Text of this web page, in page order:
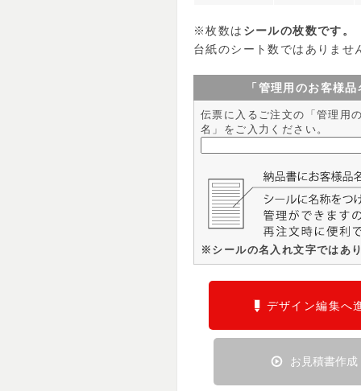
※枚数は シールの枚数です。
台紙のシート数ではありませ
「管理用のお客様
伝票に入るご注文の「管理用
名」をご入力ください。
※シールの名入れ文字ではあ
お見積書作成
デザイン編集へ